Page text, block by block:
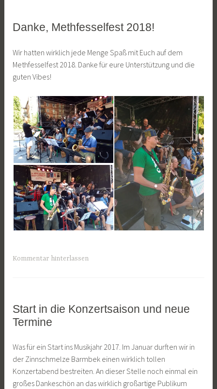
ALLGEMEIN
Danke, Methfesselfest 2018!
.
J
u
i
2
0
1
8
a
n
K
c
h
Wir hatten wirklich jede Menge Spaß mit Euch auf dem
Methfesselfest 2018. Danke für eure Unterstützung und die
guten Vibes!
Kommentar hinterlassen
ALLGEMEIN
Start in die Konzertsaison und neue
Termine
2
.
F
e
a
n
K
o
Was für ein Start ins Musikjahr 2017. Im Januar durften wir in
der Zinnschmelze Barmbek einen wirklich tollen
Konzertabend bestreiten. An dieser Stelle noch einmal ein
großes Dankeschön an das wirklich großartige Publikum